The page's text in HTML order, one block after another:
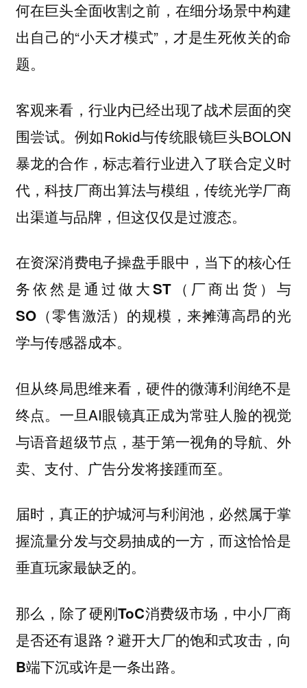
何在巨头全面收割之前，在细分场景中构建
出自己的“小天才模式”，才是生死攸关的命
题。
客观来看，行业内已经出现了战术层面的突
围尝试。例如Rokid与传统眼镜巨头BOLON
暴龙的合作，标志着行业进入了联合定义时
代，科技厂商出算法与模组，传统光学厂商
出渠道与品牌，但这仅仅是过渡态。
在资深消费电子操盘手眼中，当下的核心任
务依然是通过做大ST（厂商出货）与
SO（零售激活）的规模，来摊薄高昂的光
学与传感器成本。
但从终局思维来看，硬件的微薄利润绝不是
终点。一旦AI眼镜真正成为常驻人脸的视觉
与语音超级节点，基于第一视角的导航、外
卖、支付、广告分发将接踵而至。
届时，真正的护城河与利润池，必然属于掌
握流量分发与交易抽成的一方，而这恰恰是
垂直玩家最缺乏的。
那么，除了硬刚ToC消费级市场，中小厂商
是否还有退路？避开大厂的饱和式攻击，向
B端下沉或许是一条出路。